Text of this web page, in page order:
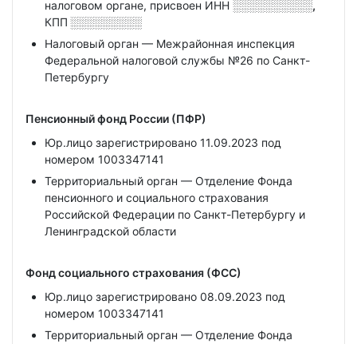
налоговом органе, присвоен ИНН ░░░░░░░░░░,
КПП ░░░░░░░░░
Налоговый орган — Межрайонная инспекция
Федеральной налоговой службы №26 по Санкт-
Петербургу
Пенсионный фонд России (ПФР)
Юр.лицо зарегистрировано 11.09.2023 под
номером 1003347141
Территориальный орган — Отделение Фонда
пенсионного и социального страхования
Российской Федерации по Санкт-Петербургу и
Ленинградской области
Фонд социального страхования (ФСС)
Юр.лицо зарегистрировано 08.09.2023 под
номером 1003347141
Территориальный орган — Отделение Фонда